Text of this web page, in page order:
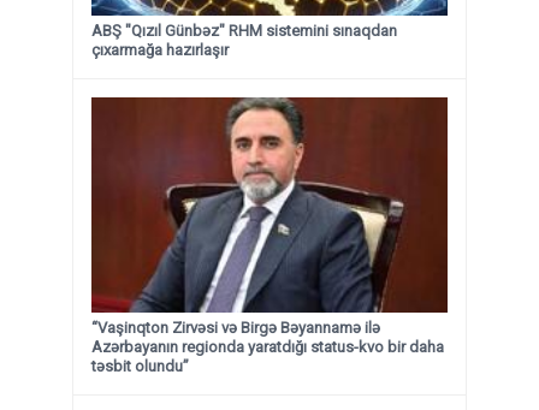
ABŞ "Qızıl Günbəz" RHM sistemini sınaqdan
çıxarmağa hazırlaşır
“Vaşinqton Zirvəsi və Birgə Bəyannamə ilə
Azərbayanın regionda yaratdığı status-kvo bir daha
təsbit olundu”